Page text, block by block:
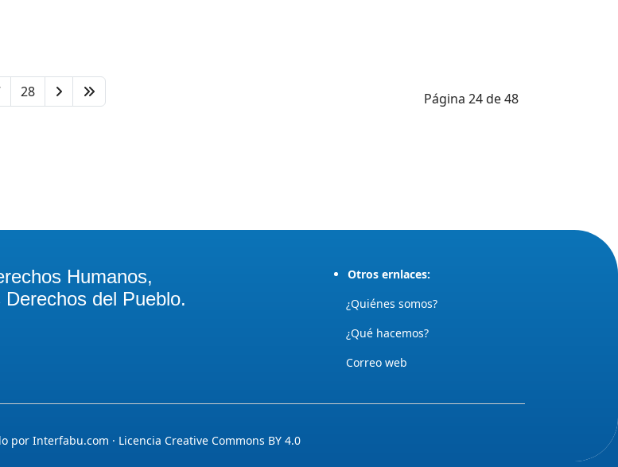
Página 24 de 48
28
Humanos,
del Pueblo.
Otros ernlaces:
¿Quiénes somos?
¿Qué hacemos?
Correo web
por Interfabu.com · Licencia Creative Commons BY 4.0